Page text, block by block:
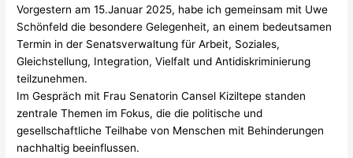
Berlin
e.
Vorgestern am 15.Januar 2025, habe ich gemeinsam mit Uwe
Schönfeld die besondere Gelegenheit, an einem bedeutsamen
Termin in der Senatsverwaltung für Arbeit, Soziales,
Gleichstellung, Integration, Vielfalt und Antidiskriminierung
teilzunehmen.
Im Gespräch mit Frau Senatorin Cansel Kiziltepe standen
zentrale Themen im Fokus, die die politische und
gesellschaftliche Teilhabe von Menschen mit Behinderungen
nachhaltig beeinflussen.